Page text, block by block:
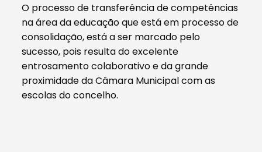
O processo de transferência de competências
na área da educação que está em processo de
consolidação, está a ser marcado pelo
sucesso, pois resulta do excelente
entrosamento colaborativo e da grande
proximidade da Câmara Municipal com as
escolas do concelho.